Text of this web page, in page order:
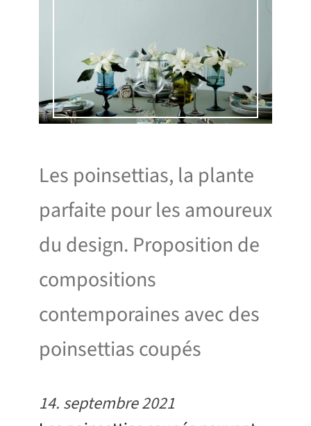
Les poinsettias, la plante
parfaite pour les amoureux
du design. Proposition de
compositions
contemporaines avec des
poinsettias coupés
14. septembre 2021